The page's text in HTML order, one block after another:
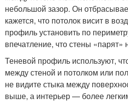
небольшой зазор. Он
кажется, что потолок висит в
профиль установить по
впечатление, что стены «парят»
Теневой профиль используют,
между стеной и потолком или
не видите стыка между
выше, а интерьер — более